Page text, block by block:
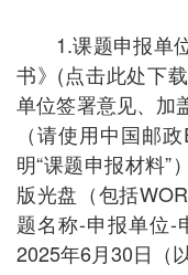
1.课题申报单
书》(点击此处下
单位签署意见、加
（请使用中国邮
明“课题申报材料”
版光盘（包括
题名称-申报单位-
2025年6月30日 （